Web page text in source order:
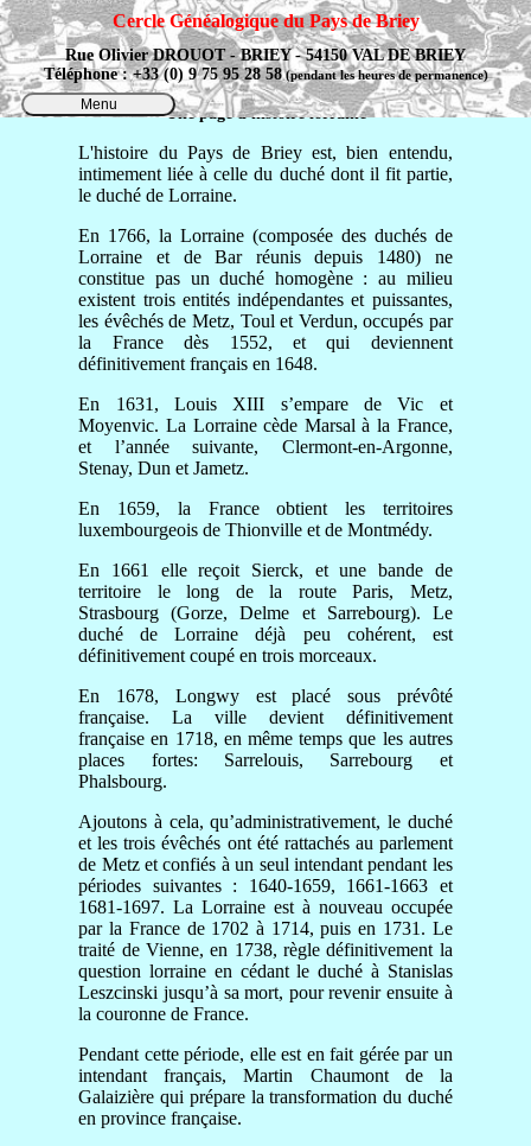
Cercle Généalogique du Pays de Briey
Rue Olivier DROUOT - BRIEY - 54150 VAL DE BRIEY
Téléphone : +33 (0) 9 75 95 28 58(pendant les heures de permanence)
Menu Une page d'histoire lorraine
L'histoire du Pays de Briey est, bien entendu,
intimement liée à celle du duché dont il fit partie,
le duché de Lorraine.
En 1766, la Lorraine (composée des duchés de
Lorraine et de Bar réunis depuis 1480) ne
constitue pas un duché homogène : au milieu
existent trois entités indépendantes et puissantes,
les évêchés de Metz, Toul et Verdun, occupés par
la France dès 1552, et qui deviennent
définitivement français en 1648.
En 1631, Louis XIII s’empare de Vic et
Moyenvic. La Lorraine cède Marsal à la France,
et l’année suivante, Clermont-en-Argonne,
Stenay, Dun et Jametz.
En 1659, la France obtient les territoires
luxembourgeois de Thionville et de Montmédy.
En 1661 elle reçoit Sierck, et une bande de
territoire le long de la route Paris, Metz,
Strasbourg (Gorze, Delme et Sarrebourg). Le
duché de Lorraine déjà peu cohérent, est
définitivement coupé en trois morceaux.
En 1678, Longwy est placé sous prévôté
française. La ville devient définitivement
française en 1718, en même temps que les autres
places fortes: Sarrelouis, Sarrebourg et
Phalsbourg.
Ajoutons à cela, qu’administrativement, le duché
et les trois évêchés ont été rattachés au parlement
de Metz et confiés à un seul intendant pendant les
périodes suivantes : 1640-1659, 1661-1663 et
1681-1697. La Lorraine est à nouveau occupée
par la France de 1702 à 1714, puis en 1731. Le
traité de Vienne, en 1738, règle définitivement la
question lorraine en cédant le duché à Stanislas
Leszcinski jusqu’à sa mort, pour revenir ensuite à
la couronne de France.
Pendant cette période, elle est en fait gérée par un
intendant français, Martin Chaumont de la
Galaizière qui prépare la transformation du duché
en province française.